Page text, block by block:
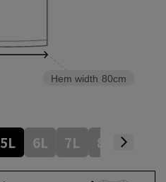
Hem width 80cm
5L 6L 7L 8L